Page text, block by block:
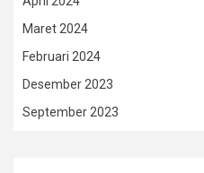
Maret 2024
Februari 2024
Desember 2023
September 2023